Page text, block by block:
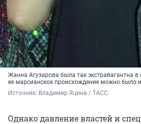
Жанна Агузарова была так экстравагантна в
ее марсианское происхождение можно было
Источник: Владимир Яцина / ТАСС
Однако давление властей и